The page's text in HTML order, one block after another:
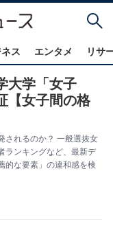
ス エンタメ リサ
大学「女子
【女子間の格
されるのか？ 一般選抜女
ランキングなど、最新デ
的な要素」の違和感を検